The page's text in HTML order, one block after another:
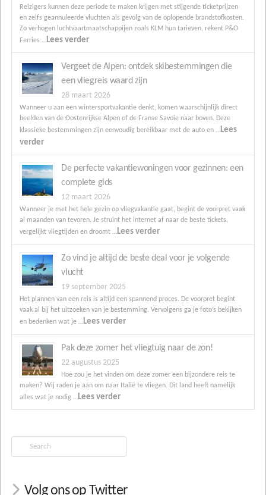
Reizigers kunnen deze periode te maken krijgen met stijgende ticketprijzen
en zelfs geannuleerde vluchten als gevolg van de oplopende brandstofkosten.
Zo verhogen luchtvaartmaatschappijen zoals KLM hun tarieven, rekent P&O
Ferries …Lees verder
Vergeet de Alpen: ontdek skibestemmingen die
een vliegreis waard zijn
28 maart 2026
Wanneer u aan een wintersportvakantie denkt, komen waarschijnlijk direct
beelden van de Oostenrijkse Alpen of de Franse Savoie naar boven. Deze
klassieke bestemmingen zijn eenvoudig bereikbaar met de auto en …Lees
verder
De perfecte vakantiewoningen voor gezinnen: een
complete gids
12 maart 2026
Wanneer je met het hele gezin op vliegvakantie gaat, begint de voorpret vaak
al maanden van tevoren. Je struint het internet af naar de beste tickets,
vergelijkt vliegtijden en droomt …Lees verder
Zo vind je altijd de beste deal voor je volgende
vlucht
19 september 2025
Het plannen van een reis is altijd een spannend proces. De voorpret begint
vaak al bij het uitzoeken van je bestemming. Vervolgens ga je foto’s bekijken
en bedenken wat je …Lees verder
Pak deze zomer het vliegtuig naar de zon!
22 augustus 2025
Hoe zou je het vinden om deze zomer een bijzondere reis te
maken? Wij raden je aan om naar Italië te vliegen. Dit land heeft namelijk
alles wat je nodig …Lees verder
Search
Volg ons op Twitter